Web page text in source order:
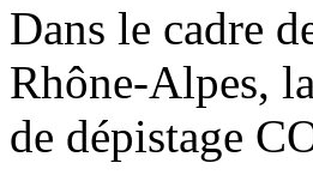
Dans le cadre
Rhône-Alpes,
de dépistage